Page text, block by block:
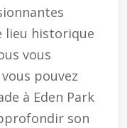
lieu historique
vous
pouvez
à Eden Park
son